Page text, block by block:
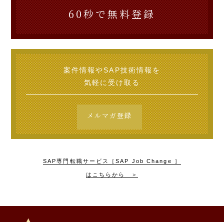
60秒で無料登録
案件情報やSAP技術情報を
気軽に受け取る
メルマガ登録
SAP専門転職サービス［SAP Job Change ］
はこちらから ＞